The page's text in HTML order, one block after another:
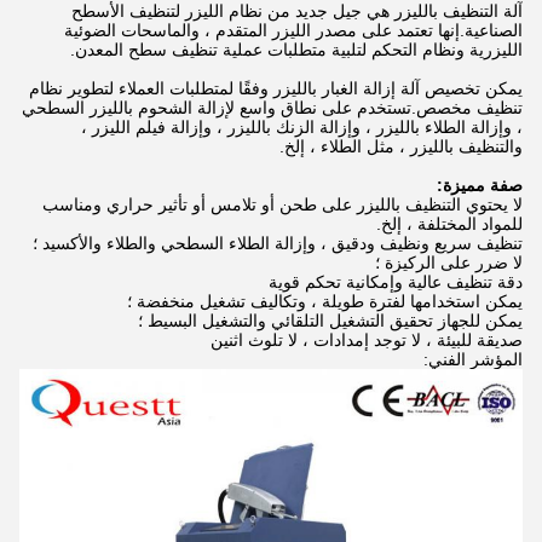
آلة التنظيف بالليزر هي جيل جديد من نظام الليزر لتنظيف الأسطح
الصناعية.إنها تعتمد على مصدر الليزر المتقدم ، والماسحات الضوئية
الليزرية ونظام التحكم لتلبية متطلبات عملية تنظيف سطح المعدن.
يمكن تخصيص آلة إزالة الغبار بالليزر وفقًا لمتطلبات العملاء لتطوير نظام
تنظيف مخصص.تستخدم على نطاق واسع لإزالة الشحوم بالليزر السطحي
، وإزالة الطلاء بالليزر ، وإزالة الزنك بالليزر ، وإزالة فيلم الليزر ،
والتنظيف بالليزر ، مثل الطلاء ، إلخ.
صفة مميزة:
لا يحتوي التنظيف بالليزر على طحن أو تلامس أو تأثير حراري ومناسب
للمواد المختلفة ، إلخ.
تنظيف سريع ونظيف ودقيق ، وإزالة الطلاء السطحي والطلاء والأكسيد ؛
لا ضرر على الركيزة ؛
دقة تنظيف عالية وإمكانية تحكم قوية
يمكن استخدامها لفترة طويلة ، وتكاليف تشغيل منخفضة ؛
يمكن للجهاز تحقيق التشغيل التلقائي والتشغيل البسيط ؛
صديقة للبيئة ، لا توجد إمدادات ، لا تلوث اثنين
المؤشر الفني: